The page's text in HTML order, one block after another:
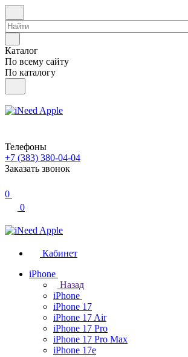
Каталог
По всему сайту
По каталогу
Телефоны
+7 (383) 380-04-04
Заказать звонок
0
0
Кабинет
iPhone
Назад
iPhone
iPhone 17
iPhone 17 Air
iPhone 17 Pro
iPhone 17 Pro Max
iPhone 17e